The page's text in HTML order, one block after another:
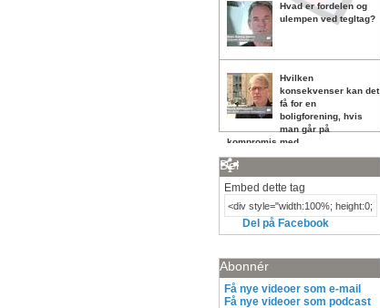
Hvad er fordelen og
ulempen ved tegltag?
Hvilken
konsekvenser kan det
få for en
boligforening, hvis
man går på
kompromis med
Del
Embed dette tag
Del på Facebook
Abonnér
Få nye videoer som e-mail
Få nye videoer som podcast